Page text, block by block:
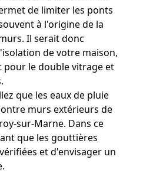
de limiter les ponts
à l'origine de la
Il serait donc
de votre maison,
le double vitrage et
que les eaux de pluie
murs extérieurs de
sur-Marne. Dans ce
que les gouttières
et d'envisager un